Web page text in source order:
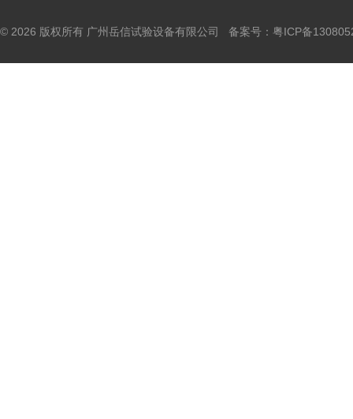
© 2026 版权所有 广州岳信试验设备有限公司 备案号： 粤ICP备